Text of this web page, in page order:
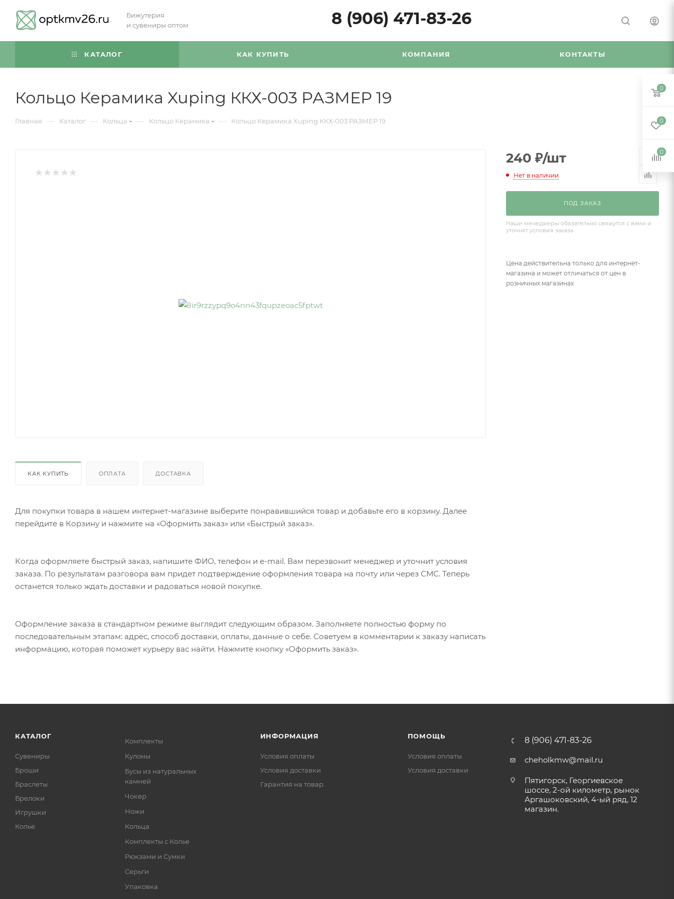
Бижутерия
и сувениры оптом
8 (906) 471-83-26
КАТАЛОГ КАК КУПИТЬ КОМПАНИЯ КОНТАКТЫ
Кольцо Керамика Xuping ККХ-003 РАЗМЕР 19
Главная — Каталог — Кольца — Кольцо Керамика — Кольцо Керамика Xuping ККХ-003 РАЗМЕР 19
КАК КУПИТЬ ОПЛАТА ДОСТАВКА
Для покупки товара в нашем интернет-магазине выберите понравившийся товар и добавьте его в корзину. Далее
перейдите в Корзину и нажмите на «Оформить заказ» или «Быстрый заказ».
Когда оформляете быстрый заказ, напишите ФИО, телефон и e-mail. Вам перезвонит менеджер и уточнит условия
заказа. По результатам разговора вам придет подтверждение оформления товара на почту или через СМС. Теперь
останется только ждать доставки и радоваться новой покупке.
Оформление заказа в стандартном режиме выглядит следующим образом. Заполняете полностью форму по
последовательным этапам: адрес, способ доставки, оплаты, данные о себе. Советуем в комментарии к заказу написать
информацию, которая поможет курьеру вас найти. Нажмите кнопку «Оформить заказ».
240 ₽/шт
Нет в наличии
ПОД ЗАКАЗ
Наши менеджеры обязательно свяжутся с вами и
уточнят условия заказа
Цена действительна только для интернет-
магазина и может отличаться от цен в
розничных магазинах
КАТАЛОГ
Сувениры
Броши
Браслеты
Брелоки
Игрушки
Колье
Комплекты
Кулоны
Бусы из натуральных
камней
Чокер
Ножи
Кольца
Комплекты с Колье
Рюкзами и Сумки
Серьги
Упаковка
ИНФОРМАЦИЯ
Условия оплаты
Условия доставки
Гарантия на товар
ПОМОЩЬ
Условия оплаты
Условия доставки
8 (906) 471-83-26
cheholkmw@mail.ru
Пятигорск, Георгиевское
шоссе, 2-ой километр, рынок
Аргашоковский, 4-ый ряд, 12
магазин.
0
0
0